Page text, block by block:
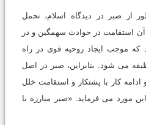
از صبر در دیدگاه اسلام، تحمل
استقامت در حوادث سهمگین و در
که موجب ایجاد روحیه قوی در راه
می شود. بنابراین، صبر در اصل
کار با پشتکار و استقامت خلل
مورد می فرماید: «صبر مبارزه با